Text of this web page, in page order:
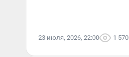
23 июля, 2026, 22:00 1 570